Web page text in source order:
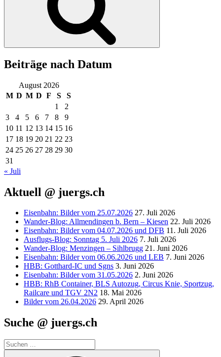
Beiträge nach Datum
August 2026
M D M D F S
S
1
2
3
4 5 6 7 8
9
10 11 12 13 14 15 16
17 18 19 20 21 22 23
24 25 26 27 28 29 30
31
« Juli
Aktuell @ juergs.ch
Eisenbahn: Bilder vom 25.07.2026 27. Juli 2026
Wander-Blog: Allmendingen b. Bern – Kiesen 22. Juli 2026
Eisenbahn: Bilder vom 04.07.2026 und DFB 11. Juli 2026
Ausflugs-Blog: Sonntag 5. Juli 2026 7. Juli 2026
Wander-Blog: Menzingen – Sihlbrugg 21. Juni 2026
Eisenbahn: Bilder vom 06.06.2026 und LEB 7. Juni 2026
HBB: Gotthard-IC und Sgns 3. Juni 2026
Eisenbahn: Bilder vom 31.05.2026 2. Juni 2026
HBB: RhB Container, BLS Autozug, Circus Knie, Sportzug,
Railcare und TGV 2N2 18. Mai 2026
Bilder vom 26.04.2026 29. April 2026
Suche @ juergs.ch
Suchen
nach: